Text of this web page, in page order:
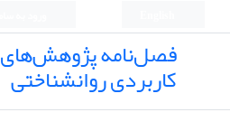
فصل‌نامه پژوهش‌های
کاربردی روانشناختی